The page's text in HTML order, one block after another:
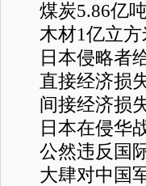
煤炭5.86亿吨
木材1亿立方
日本侵略者
直接经济损
间接经济损
日本在侵华
公然违反国
大肆对中国